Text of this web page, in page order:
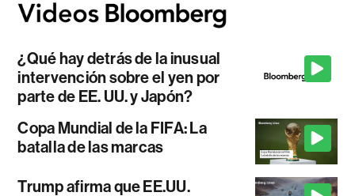
¿Qué hay detrás de la inusual
intervención sobre el yen por
parte de EE. UU. y Japón?
Copa Mundial de la FIFA: La
batalla de las marcas
Trump afirma que EE.UU.